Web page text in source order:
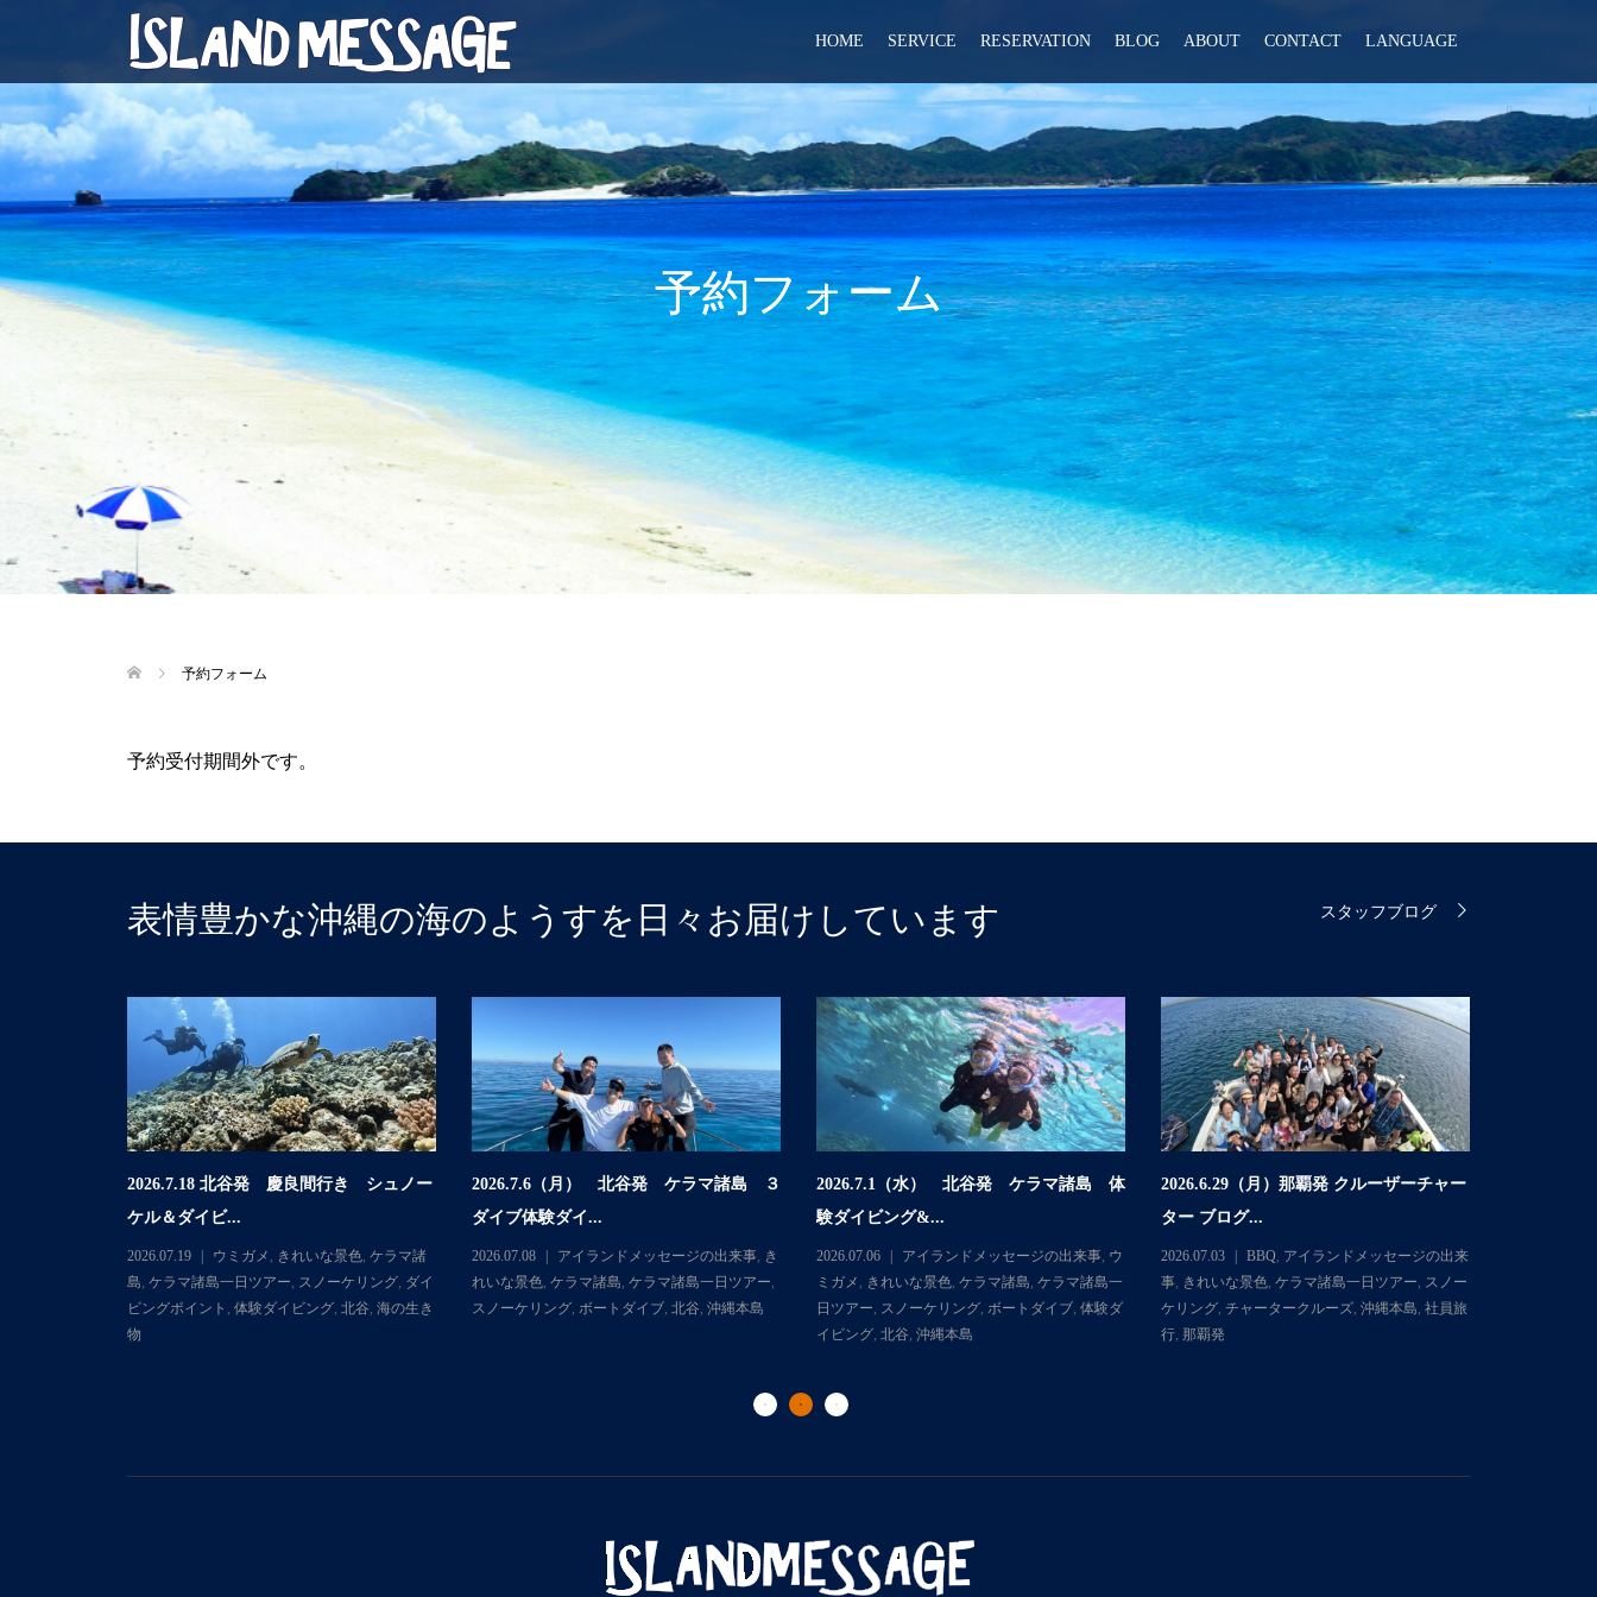
HOME SERVICE RESERVATION BLOG ABOUT CONTACT LANGUAGE
予約フォーム
予約フォーム
予約受付期間外です。
表情豊かな沖縄の海のようすを日々お届けしています スタッフブログ
2026.7.18 北谷発 慶良間行き シュノー
ケル＆ダイビ...
2026.07.19 ウミガメ きれいな景色 ケラマ諸
島 ケラマ諸島一日ツアー スノーケリング ダイ
ビングポイント
体験ダイビング 北谷 海の生き
物
2026.7.6（月） 北谷発 ケラマ諸島 ３
ダイブ体験ダイ...
2026.07.08 アイランドメッセージの出来事, き
れいな景色, ケラマ諸島 ケラマ諸島一日ツアー
スノーケリング, ボートダイブ, 北谷 沖縄本島
2026.7.1（水） 北谷発 ケラマ諸島 体
験ダイビング&...
2026.07.06 アイランドメッセージの出来事, ウ
ミガメ
きれいな景色, ケラマ諸島 ケラマ諸島一
日ツアー
スノーケリング, ボートダイブ, 体験ダ
イビング, 北谷 沖縄本島
2026.6.29（月）那覇発 クルーザーチャー
ター ブログ...
2026.07.03 BBQ アイランドメッセージの出来
事, きれいな景色, ケラマ諸島一日ツアー
スノー
ケリング, チャータークルーズ, 沖縄本島 社員旅
行, 那覇発